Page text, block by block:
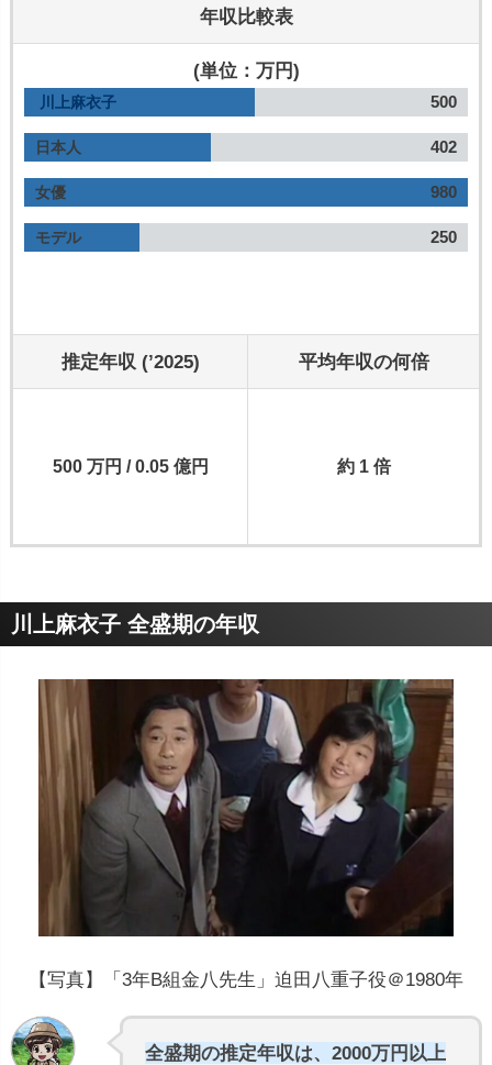
年収比較表
(単位：万円)
川上麻衣子 500
日本人 402
女優 980
モデル 250
推定年収 (’2025) 平均年収の何倍
500 万円 / 0.05 億円 約 1 倍
川上麻衣子 全盛期の年収
【写真】「3年B組金八先生」迫田八重子役＠1980年
全盛期の推定年収は、2000万円以上